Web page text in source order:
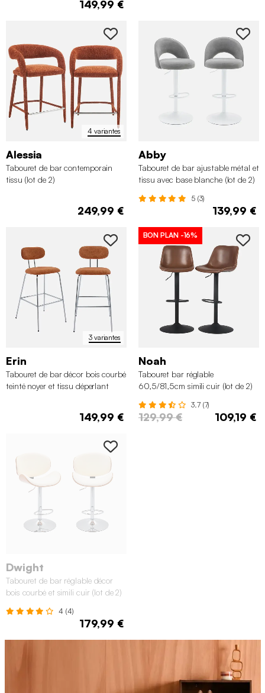
149,99 €
4 variantes
Alessia
Tabouret de bar contemporain
tissu (lot de 2)
249,99 €
Abby
Tabouret de bar ajustable métal et
tissu avec base blanche (lot de 2)
5 (3)
139,99 €
3 variantes
Erin
Tabouret de bar décor bois courbé
teinté noyer et tissu déperlant
149,99 €
BON PLAN -16%
Noah
Tabouret bar réglable
60,5/81,5cm simili cuir (lot de 2)
3.7 (7)
129,99 € 109,19 €
Dwight
Tabouret de bar réglable décor
bois courbé et simili cuir (lot de 2)
4 (4)
179,99 €